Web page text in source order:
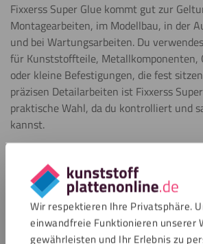
Wir respektieren Ihre Privatsphäre.
einwandfreie Funktionieren unserer
gewährleisten und Ihr Erlebnis zu
Fixxerss Super Glue kommt gut zur
Montagearbeiten, im Modellbau, in der
und bei Wartungsarbeiten. Du
für Kunststoffteile, Metallkomponenten,
oder kleine Befestigungen, die fest
präzisen Detailarbeiten ist Fixxerss
praktische Wahl, da du kontrolliert und
kannst.
verschiedene Kunststoffe, Metalle und
poröse Untergründe, große Spalte,
Anwendungen oder Verbindungen, die
ist dieser Kleber weniger geeignet.